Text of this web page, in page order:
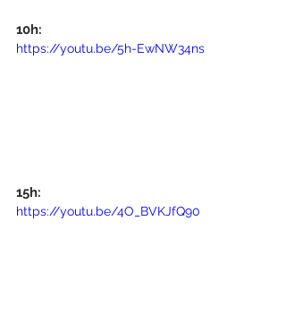
10h:
https://youtu.be/5h-EwNW34ns
15h:
https://youtu.be/4O_BVKJfQ90